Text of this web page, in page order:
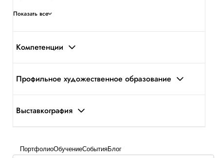
Показать все
Компетенции
Профильное художественное образование
Выставкография
ПортфолиоОбучениеСобытияБлог